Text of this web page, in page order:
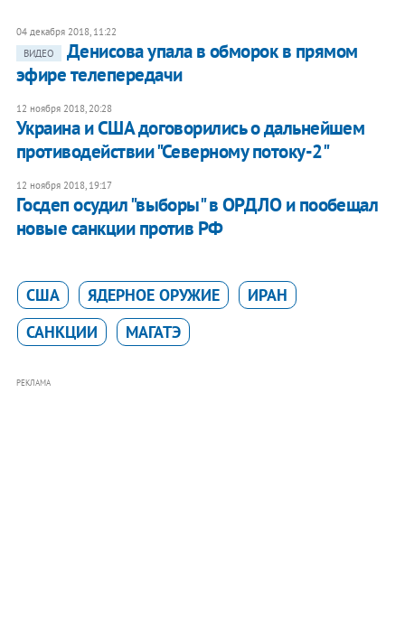
04 декабря 2018, 11:22
ВИДЕО
Денисова упала в обморок в прямом
эфире телепередачи
12 ноября 2018, 20:28
Украина и США договорились о дальнейшем
противодействии "Северному потоку-2"
12 ноября 2018, 19:17
Госдеп осудил "выборы" в ОРДЛО и пообещал
новые санкции против РФ
США ЯДЕРНОЕ ОРУЖИЕ
ИРАН
САНКЦИИ
МАГАТЭ
РЕКЛАМА